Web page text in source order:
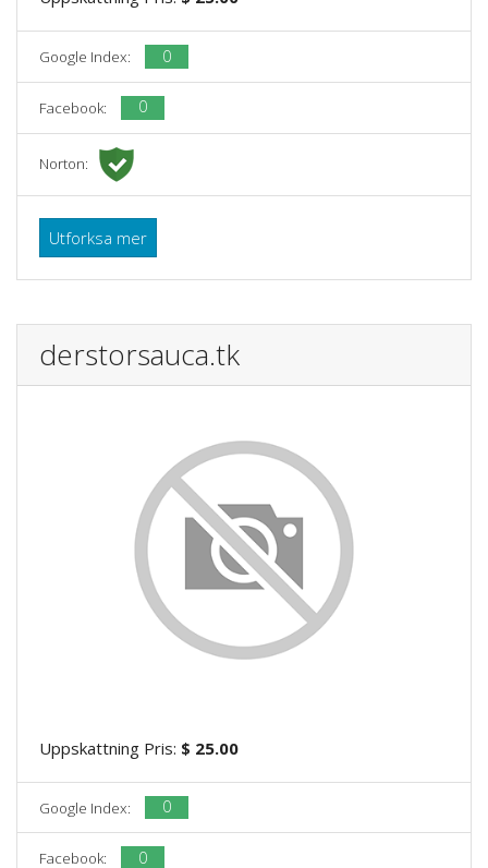
Google Index: 0
Facebook: 0
Norton:
Utforksa mer
derstorsauca.tk
Uppskattning Pris: $ 25.00
Google Index: 0
Facebook: 0